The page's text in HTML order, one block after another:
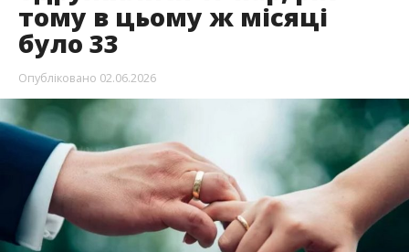
тому в цьому ж місяці
було 33
Опубліковано 02.06.2026